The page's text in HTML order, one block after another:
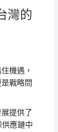
灣的
機遇，
戰略問
提供了
應鏈中